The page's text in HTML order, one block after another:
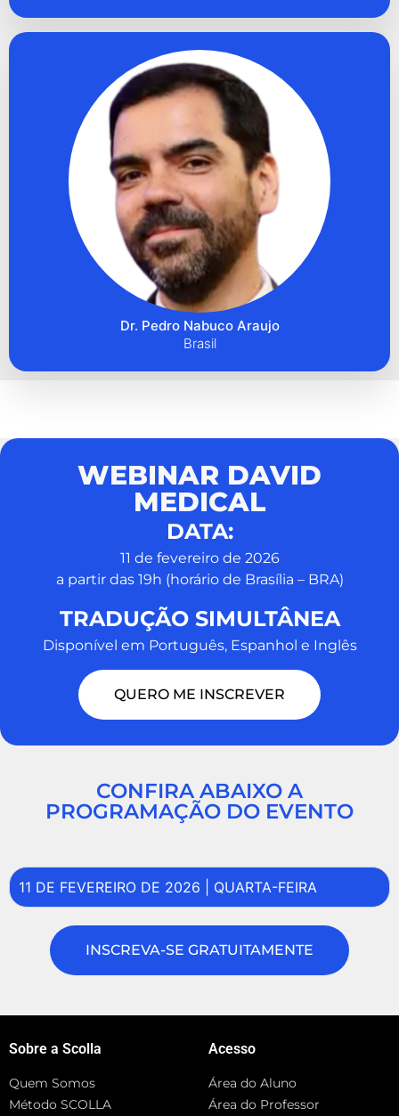
Dr. Pedro Nabuco Araujo
Brasil
WEBINAR DAVID
MEDICAL
DATA:
11 de fevereiro de 2026
a partir das 19h (horário de Brasília – BRA)
TRADUÇÃO SIMULTÂNEA
Disponível em Português, Espanhol e Inglês
QUERO ME INSCREVER
CONFIRA ABAIXO A
PROGRAMAÇÃO DO EVENTO
11 DE FEVEREIRO DE 2026 | QUARTA-FEIRA
INSCREVA-SE GRATUITAMENTE
Sobre a Scolla
Quem Somos
Método SCOLLA
Acesso
Área do Aluno
Área do Professor